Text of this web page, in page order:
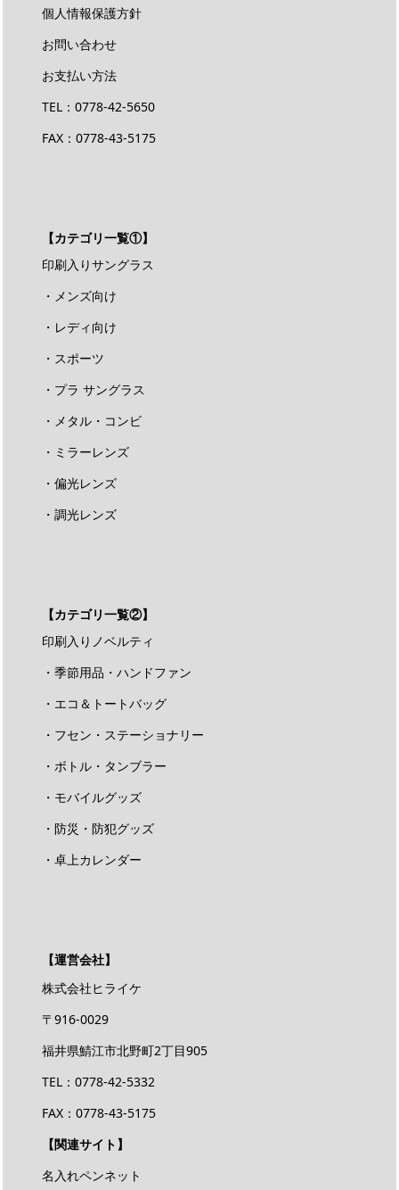
個人情報保護方針
お問い合わせ
お支払い方法
TEL：0778-42-5650
FAX：0778-43-5175
【カテゴリ一覧①】
印刷入りサングラス
・メンズ向け
・レディ向け
・スポーツ
・プラ サングラス
・メタル・コンビ
・ミラーレンズ
・偏光レンズ
・調光レンズ
【カテゴリ一覧②】
印刷入りノベルティ
・季節用品・ハンドファン
・エコ＆トートバッグ
・フセン・ステーショナリー
・ボトル・タンブラー
・モバイルグッズ
・防災・防犯グッズ
・卓上カレンダー
【運営会社】
株式会社ヒライケ
〒916-0029
福井県鯖江市北野町2丁目905
TEL：0778-42-5332
FAX：0778-43-5175
【関連サイト】
名入れペンネット